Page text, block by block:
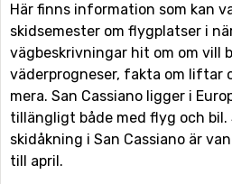
Här finns information som kan
skidsemester om flygplatser i
vägbeskrivningar hit om om vill
väderprogneser, fakta om liftar
mera. San Cassiano ligger i
tillängligt både med flyg och bil.
skidåkning i San Cassiano är
till april.